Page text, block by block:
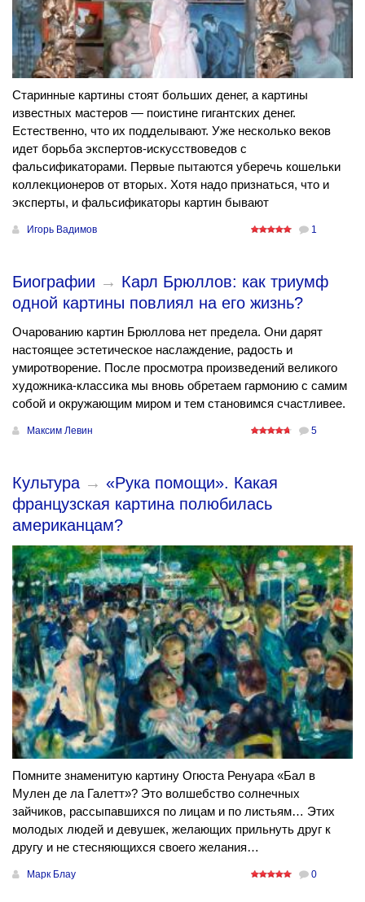
Старинные картины стоят больших денег, а картины
известных мастеров — поистине гигантских денег.
Естественно, что их подделывают. Уже несколько веков
идет борьба экспертов-искусствоведов с
фальсификаторами. Первые пытаются уберечь кошельки
коллекционеров от вторых. Хотя надо признаться, что и
эксперты, и фальсификаторы картин бывают
Игорь Вадимов 1
Биографии → Карл Брюллов: как триумф
одной картины повлиял на его жизнь?
Очарованию картин Брюллова нет предела. Они дарят
настоящее эстетическое наслаждение, радость и
умиротворение. После просмотра произведений великого
художника-классика мы вновь обретаем гармонию с самим
собой и окружающим миром и тем становимся счастливее.
Максим Левин 5
Культура→ «Рука помощи». Какая
французская картина полюбилась
американцам?
Помните знаменитую картину Огюста Ренуара «Бал в
Мулен де ла Галетт»? Это волшебство солнечных
зайчиков, рассыпавшихся по лицам и по листьям… Этих
молодых людей и девушек, желающих прильнуть друг к
другу и не стесняющихся своего желания…
Марк Блау 0